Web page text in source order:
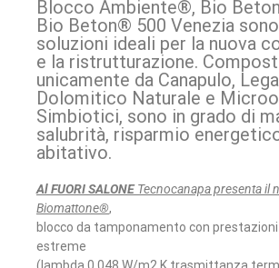
Blocco Ambiente®, Bio
Bio Beton® 500 Venezia
soluzioni ideali per la nuova
e la ristrutturazione.
unicamente da Canapulo,
Dolomitico Naturale e
Simbiotici, sono in grado di
salubrità, risparmio
abitativo.
Al FUORI SALONETecnocanapa presenta il
Biomattone®,
blocco da tamponamento con
estreme